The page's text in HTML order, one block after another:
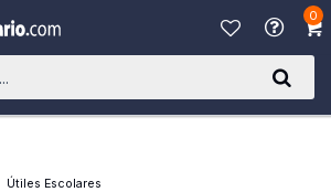
0
Útiles Escolares